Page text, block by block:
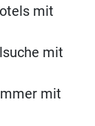
mit
mit
mit